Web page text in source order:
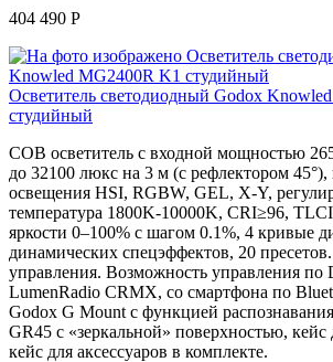
404 490 Р
Осветитель светодиодный Godox
студийный
COB осветитель с входной мощностью
до 32100 люкс на 3 м (с рефлектором
освещения HSI, RGBW, GEL, X-Y,
температура 1800K-10000K, CRI≥96,
яркости 0–100% с шагом 0.1%, 4 кривые
динамических спецэффектов, 20
управления. Возможность управления по
LumenRadio CRMX, со смартфона по
Godox G Mоunt с функцией
GR45 с «зеркальной» поверхностью, кейс
кейс для аксессуаров в комплекте.